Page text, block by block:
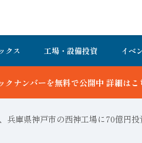
クス 工場・設備投資 イベ
兵庫県神戸市の西神工場に70億円